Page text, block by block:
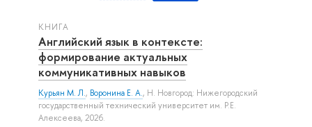
КНИГА
Английский язык в контексте:
формирование актуальных
коммуникативных навыков
Курьян М. Л., Воронина Е. А., Н. Новгород: Нижегородский
государственный технический университет им. Р.Е.
Алексеева, 2026.